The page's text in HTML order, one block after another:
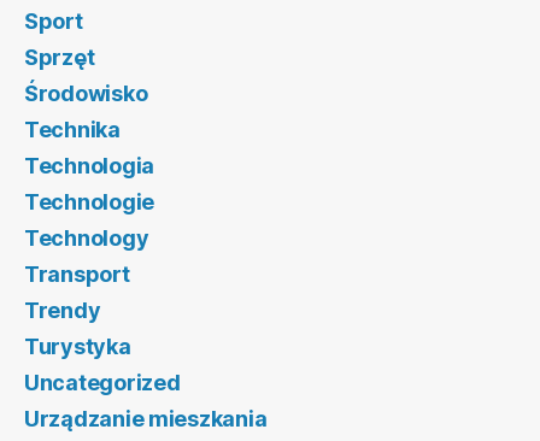
Sport
Sprzęt
Środowisko
Technika
Technologia
Technologie
Technology
Transport
Trendy
Turystyka
Uncategorized
Urządzanie mieszkania